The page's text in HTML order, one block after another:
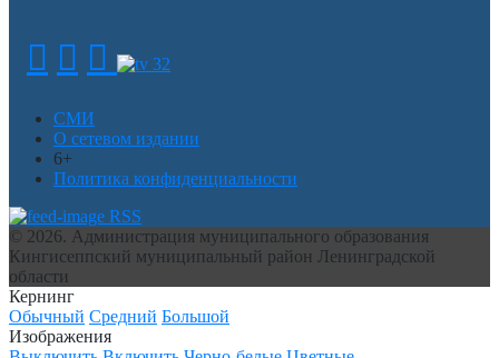
СМИ
О сетевом издании
6+
Политика конфиденциальности
RSS
© 2026. Администрация муниципального образования
Кингисеппский муниципальный район Ленинградской
области
Кернинг
Обычный Средний Большой
Изображения